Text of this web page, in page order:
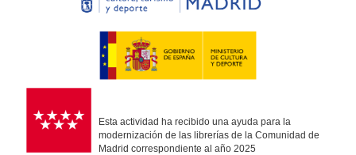
Esta actividad ha recibido una ayuda para la
modernización de las librerías de la Comunidad de
Madrid correspondiente al año 2025